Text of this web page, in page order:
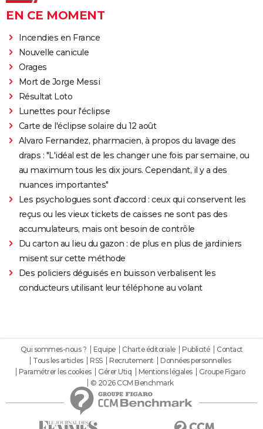
EN CE MOMENT
Incendies en France
Nouvelle canicule
Orages
Mort de Jorge Messi
Résultat Loto
Lunettes pour l'éclipse
Carte de l'éclipse solaire du 12 août
Alvaro Fernandez, pharmacien, à propos du lavage des
draps : "L'idéal est de les changer une fois par semaine, ou
au maximum tous les dix jours. Cependant, il y a des
nuances importantes"
Les psychologues sont d'accord : ceux qui conservent les
reçus ou les vieux tickets de caisses ne sont pas des
accumulateurs, mais ont besoin de contrôle
Du carton au lieu du gazon : de plus en plus de jardiniers
misent sur cette méthode
Des policiers déguisés en buisson verbalisent les
conducteurs utilisant leur téléphone au volant
Qui sommes-nous ? Equipe Charte éditoriale Publicité
Contact
Tous les articles
RSS Recrutement
Données personnelles
Paramétrer les cookies
Gérer Utiq Mentions légales
Groupe Figaro
© 2026 CCM Benchmark